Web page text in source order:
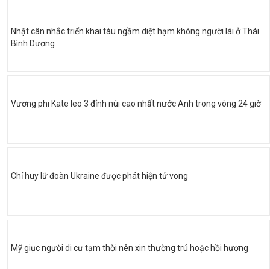
Nhật cân nhắc triển khai tàu ngầm diệt hạm không người lái ở Thái
Bình Dương
Vương phi Kate leo 3 đỉnh núi cao nhất nước Anh trong vòng 24 giờ
Chỉ huy lữ đoàn Ukraine được phát hiện tử vong
Mỹ giục người di cư tạm thời nên xin thường trú hoặc hồi hương